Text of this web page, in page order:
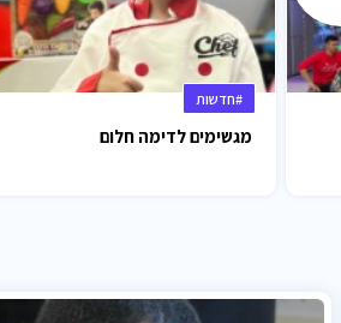
#חדשות
מגשימים לדימה חלום